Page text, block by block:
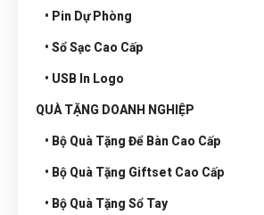
• Pin Dự Phòng
• Sổ Sạc Cao Cấp
• USB In Logo
QUÀ TẶNG DOANH NGHIỆP
• Bộ Quà Tặng Để Bàn Cao Cấp
• Bộ Quà Tặng Giftset Cao Cấp
• Bộ Quà Tặng Sổ Tay